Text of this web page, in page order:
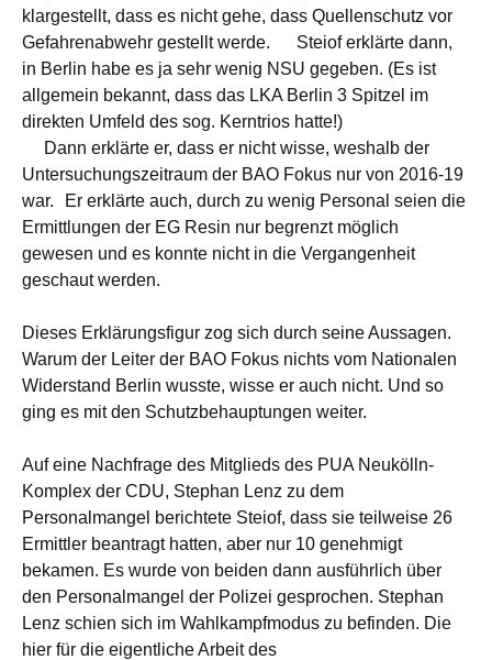
klargestellt, dass es nicht gehe, dass Quellenschutz vor
Gefahrenabwehr gestellt werde. Steiof erklärte dann,
in Berlin habe es ja sehr wenig NSU gegeben. (Es ist
allgemein bekannt, dass das LKA Berlin 3 Spitzel im
direkten Umfeld des sog. Kerntrios hatte!)
Dann erklärte er, dass er nicht wisse, weshalb der
Untersuchungszeitraum der BAO Fokus nur von 2016-19
war. Er erklärte auch, durch zu wenig Personal seien die
Ermittlungen der EG Resin nur begrenzt möglich
gewesen und es konnte nicht in die Vergangenheit
geschaut werden.
Dieses Erklärungsfigur zog sich durch seine Aussagen.
Warum der Leiter der BAO Fokus nichts vom Nationalen
Widerstand Berlin wusste, wisse er auch nicht. Und so
ging es mit den Schutzbehauptungen weiter.
Auf eine Nachfrage des Mitglieds des PUA Neukölln-
Komplex der CDU, Stephan Lenz zu dem
Personalmangel berichtete Steiof, dass sie teilweise 26
Ermittler beantragt hatten, aber nur 10 genehmigt
bekamen. Es wurde von beiden dann ausführlich über
den Personalmangel der Polizei gesprochen. Stephan
Lenz schien sich im Wahlkampfmodus zu befinden. Die
hier für die eigentliche Arbeit des